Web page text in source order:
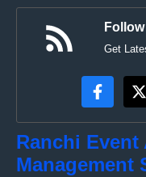
Get
Ranchi Event
Management